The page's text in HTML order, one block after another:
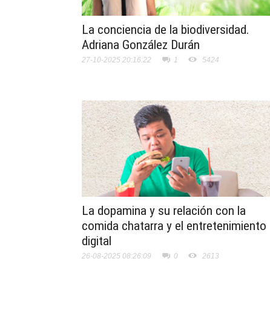
La conciencia de la biodiversidad.
Adriana González Durán
27-10-2025 20:16:22 1 5424
La dopamina y su relación con la
comida chatarra y el entretenimiento
digital
26-08-2025 08:26:09 0 2613